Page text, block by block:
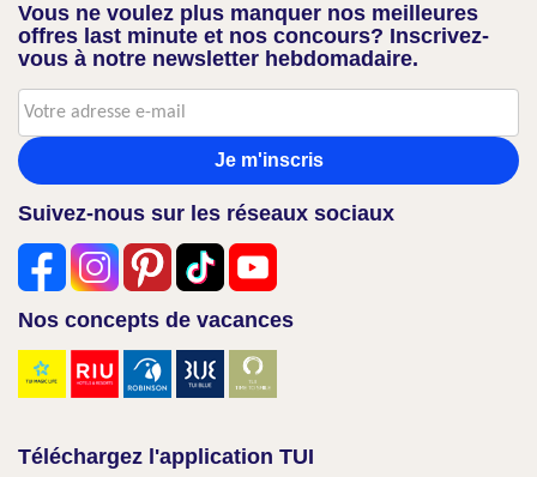
Vous ne voulez plus manquer nos meilleures
offres last minute et nos concours? Inscrivez-
vous à notre newsletter hebdomadaire.
Je m'inscris
Suivez-nous sur les réseaux sociaux
Nos concepts de vacances
Téléchargez l'application TUI